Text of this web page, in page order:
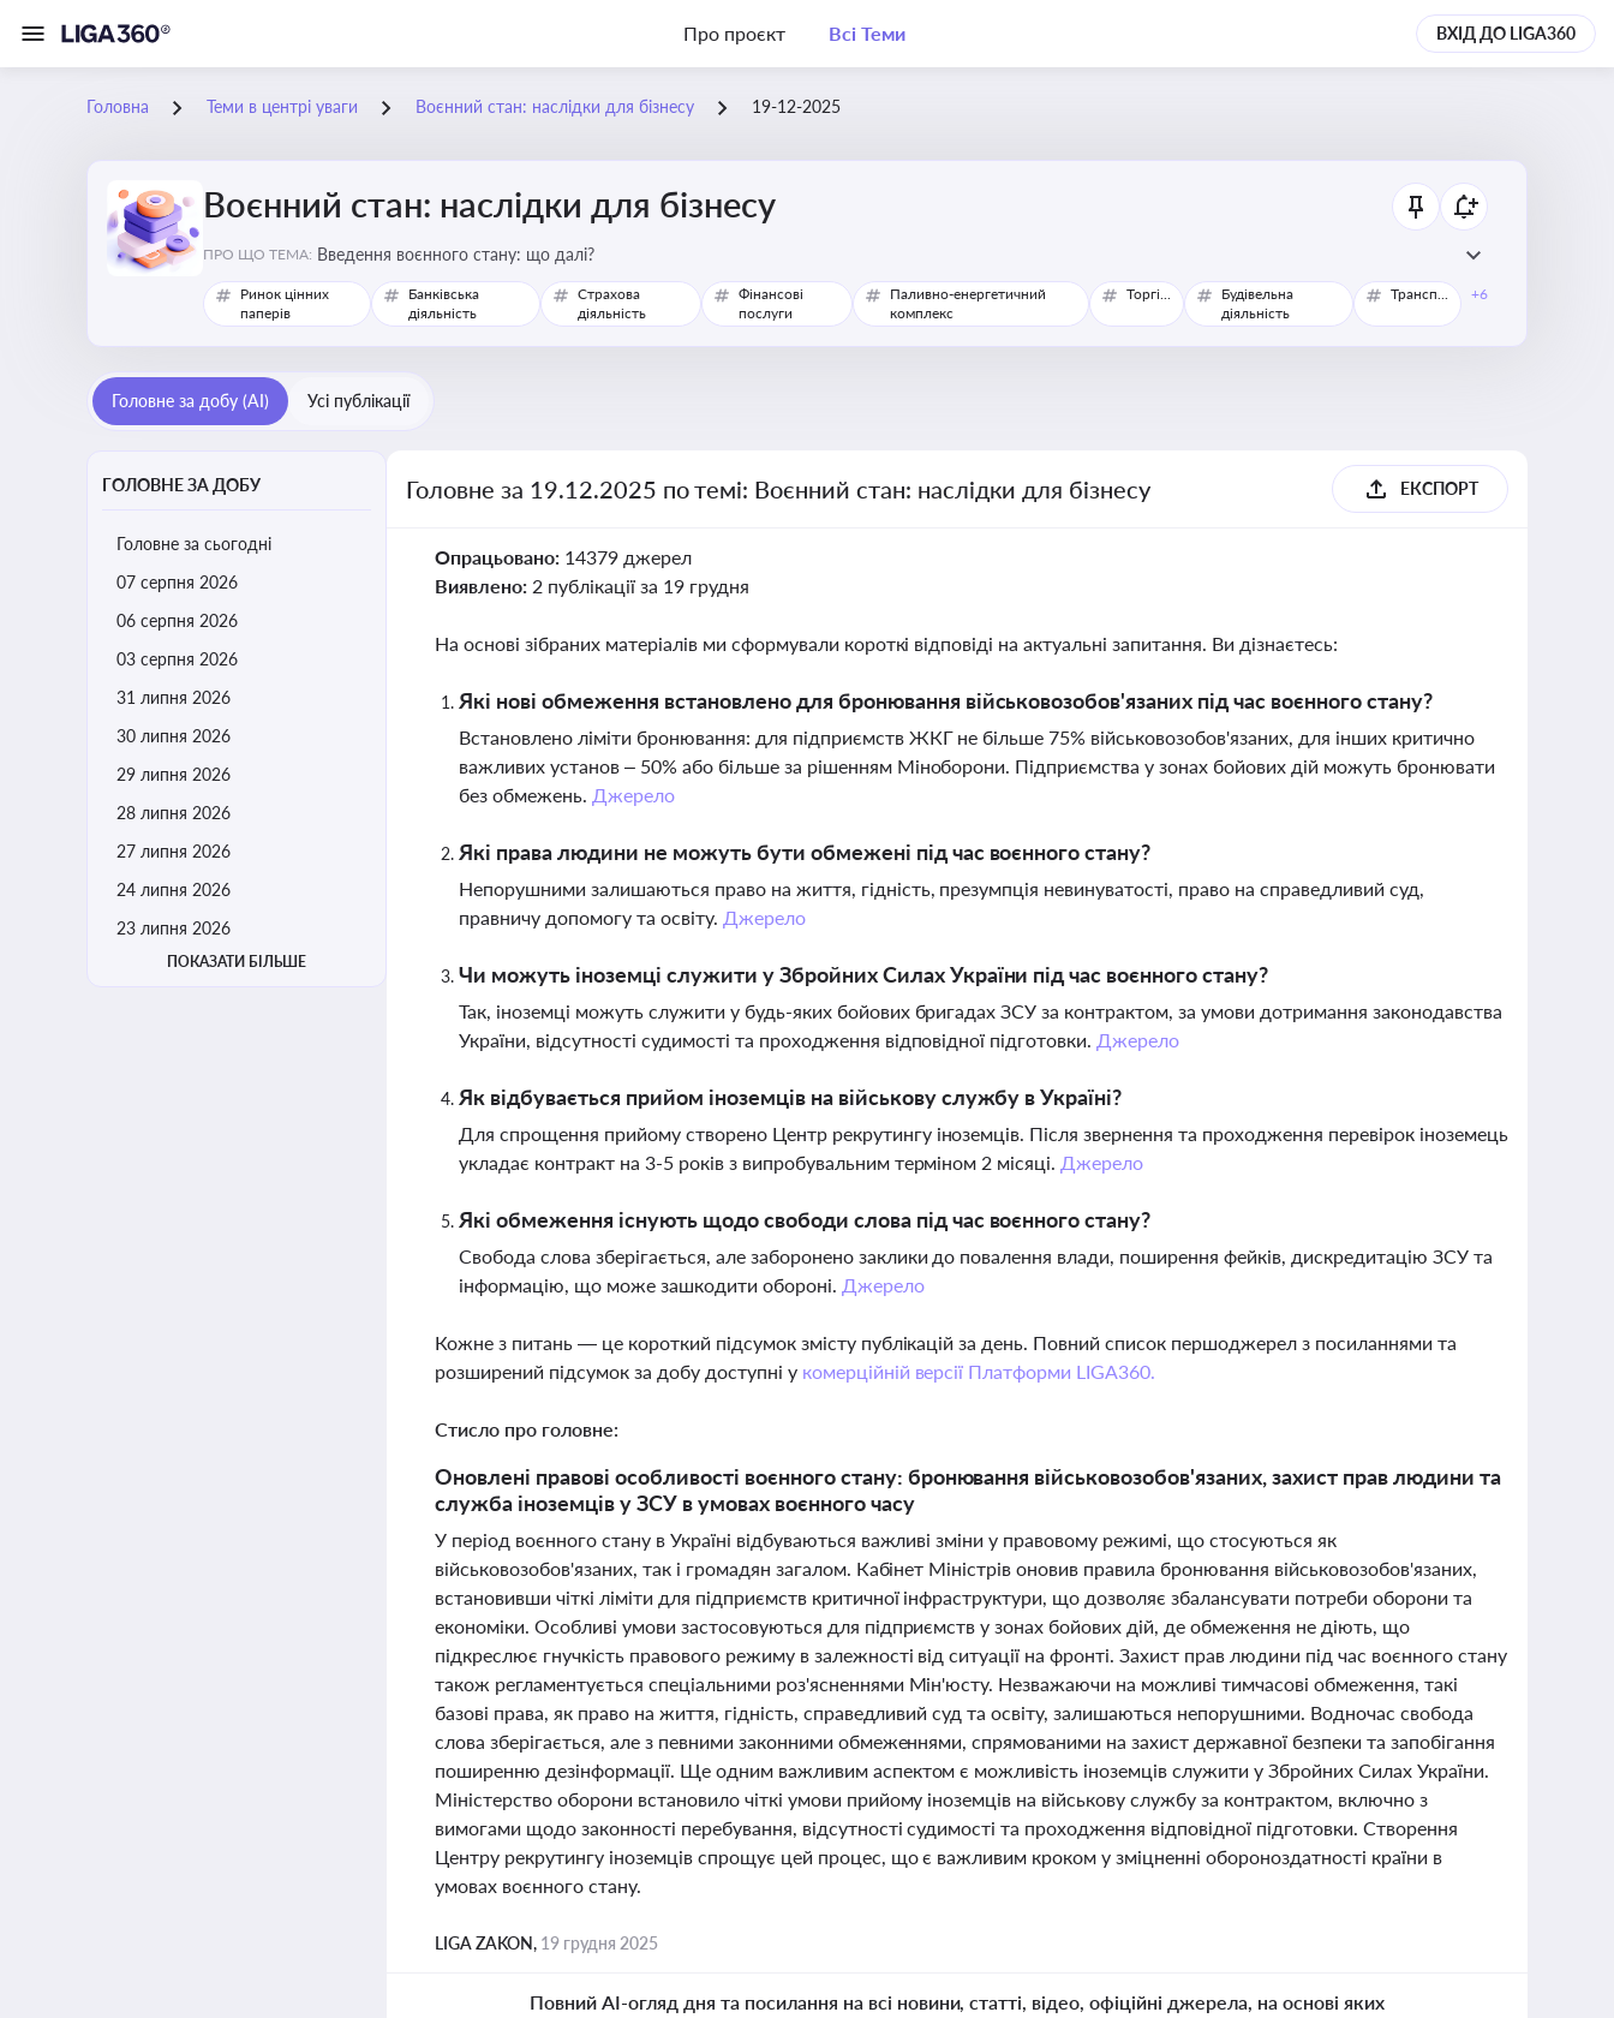
Про проєкт Всі Теми ВХІД ДО LIGA360
Головна Теми в центрі уваги Воєнний стан: наслідки для бізнесу 19-12-2025
Воєнний стан: наслідки для бізнесу
ПРО ЩО ТЕМА: Введення воєнного стану: що далі?
Ринок цінних
паперів
Банківська
діяльність
Страхова
діяльність
Фінансові
послуги
Паливно-енергетичний
комплекс
Торгівля
Будівельна
діяльність
Транспорт +6
Головне за добу (AI) Усі публікації
ГОЛОВНЕ ЗА ДОБУ
Головне за сьогодні
07 серпня 2026
06 серпня 2026
03 серпня 2026
31 липня 2026
30 липня 2026
29 липня 2026
28 липня 2026
27 липня 2026
24 липня 2026
23 липня 2026
ПОКАЗАТИ БІЛЬШЕ
Головне за 19.12.2025 по темі: Воєнний стан: наслідки для бізнесу ЕКСПОРТ
Опрацьовано: 14379 джерел
Виявлено: 2 публікації за 19 грудня
На основі зібраних матеріалів ми сформували короткі відповіді на актуальні запитання. Ви дізнаєтесь:
Які нові обмеження встановлено для бронювання військовозобов'язаних під час воєнного стану?
Встановлено ліміти бронювання: для підприємств ЖКГ не більше 75% військовозобов'язаних, для інших критично
важливих установ – 50% або більше за рішенням Міноборони. Підприємства у зонах бойових дій можуть бронювати
без обмежень. Джерело
Які права людини не можуть бути обмежені під час воєнного стану?
Непорушними залишаються право на життя, гідність, презумпція невинуватості, право на справедливий суд,
правничу допомогу та освіту. Джерело
Чи можуть іноземці служити у Збройних Силах України під час воєнного стану?
Так, іноземці можуть служити у будь-яких бойових бригадах ЗСУ за контрактом, за умови дотримання законодавства
України, відсутності судимості та проходження відповідної підготовки. Джерело
Як відбувається прийом іноземців на військову службу в Україні?
Для спрощення прийому створено Центр рекрутингу іноземців. Після звернення та проходження перевірок іноземець
укладає контракт на 3-5 років з випробувальним терміном 2 місяці. Джерело
Які обмеження існують щодо свободи слова під час воєнного стану?
Свобода слова зберігається, але заборонено заклики до повалення влади, поширення фейків, дискредитацію ЗСУ та
інформацію, що може зашкодити обороні. Джерело
Кожне з питань — це короткий підсумок змісту публікацій за день. Повний список першоджерел з посиланнями та
розширений підсумок за добу доступні у комерційній версії Платформи LIGA360.
Стисло про головне:
Оновлені правові особливості воєнного стану: бронювання військовозобов'язаних, захист прав людини та
служба іноземців у ЗСУ в умовах воєнного часу
У період воєнного стану в Україні відбуваються важливі зміни у правовому режимі, що стосуються як
військовозобов'язаних, так і громадян загалом. Кабінет Міністрів оновив правила бронювання військовозобов'язаних,
встановивши чіткі ліміти для підприємств критичної інфраструктури, що дозволяє збалансувати потреби оборони та
економіки. Особливі умови застосовуються для підприємств у зонах бойових дій, де обмеження не діють, що
підкреслює гнучкість правового режиму в залежності від ситуації на фронті. Захист прав людини під час воєнного стану
також регламентується спеціальними роз'ясненнями Мін'юсту. Незважаючи на можливі тимчасові обмеження, такі
базові права, як право на життя, гідність, справедливий суд та освіту, залишаються непорушними. Водночас свобода
слова зберігається, але з певними законними обмеженнями, спрямованими на захист державної безпеки та запобігання
поширенню дезінформації. Ще одним важливим аспектом є можливість іноземців служити у Збройних Силах України.
Міністерство оборони встановило чіткі умови прийому іноземців на військову службу за контрактом, включно з
вимогами щодо законності перебування, відсутності судимості та проходження відповідної підготовки. Створення
Центру рекрутингу іноземців спрощує цей процес, що є важливим кроком у зміцненні обороноздатності країни в
умовах воєнного стану.
LIGA ZAKON, 19 грудня 2025
Повний AI-огляд дня та посилання на всі новини, статті, відео, офіційні джерела, на основі яких